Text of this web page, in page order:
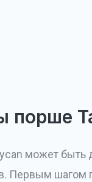
порше
может быть
Первым шагом